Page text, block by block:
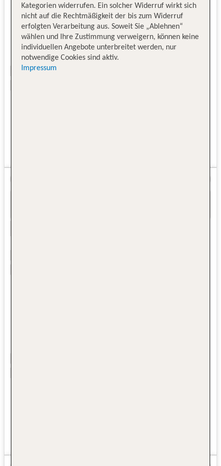
Kategorien widerrufen. Ein solcher Widerruf wirkt sich
nicht auf die Rechtmäßigkeit der bis zum Widerruf
erfolgten Verarbeitung aus. Soweit Sie „Ablehnen“
wählen und Ihre Zustimmung verweigern, können keine
individuellen Angebote unterbreitet werden, nur
notwendige Cookies sind aktiv.
Impressum